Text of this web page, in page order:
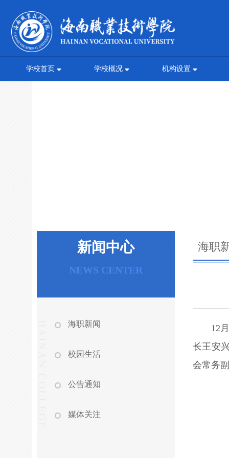
学校首页 学校概况 机构设置
新闻中心
NEWS CENTER
海职新闻
校园生活
公告通知
媒体关注
海职
12
长王安
会常务